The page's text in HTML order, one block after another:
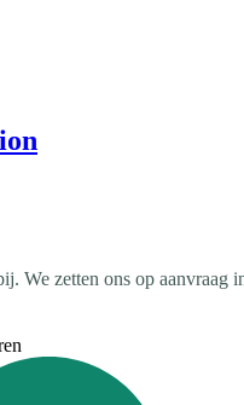
We zetten ons op